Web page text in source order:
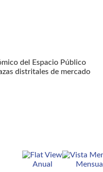
del Espacio Público
distritales de mercado
Anual Mensual